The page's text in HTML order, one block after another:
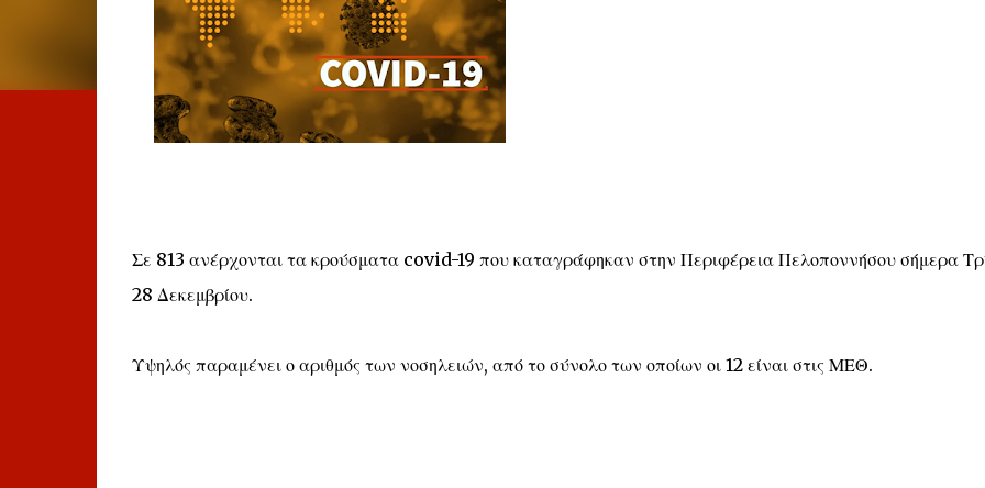
Σε 813 ανέρχονται τα κρούσματα covid-19 που καταγράφηκαν στην Περιφέρεια Πελοποννήσου σήμερα
28 Δεκεμβρίου.
Υψηλός παραμένει ο αριθμός των νοσηλειών, από το σύνολο των οποίων οι 12 είναι στις ΜΕΘ.